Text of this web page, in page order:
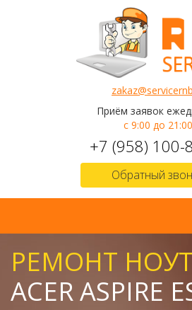
Приём заявок
с 9:00 до 21:00
+7 (958) 100-
Обратный
РЕМОНТ
ACER ASPIRE